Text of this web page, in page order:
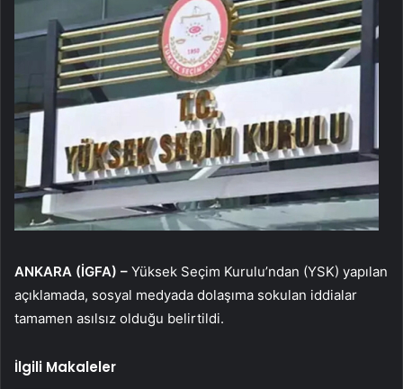
ANKARA (İGFA) – Yüksek Seçim Kurulu’ndan (YSK) yapılan
açıklamada, sosyal medyada dolaşıma sokulan iddialar
tamamen asılsız olduğu belirtildi.
İlgili Makaleler